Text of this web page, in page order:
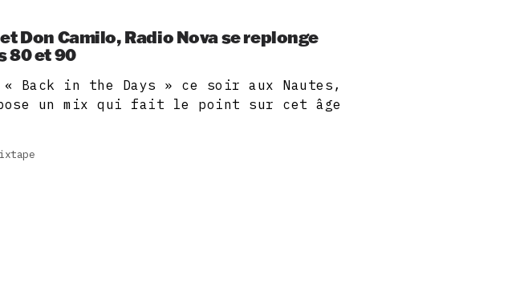
Don Camilo, Radio Nova se replonge
80 et 90
Back in the Days » ce soir aux Nautes,
un mix qui fait le point sur cet âge